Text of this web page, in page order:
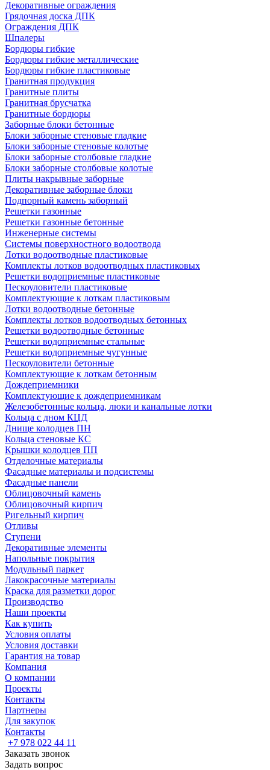
Декоративные ограждения
Грядочная доска ДПК
Ограждения ДПК
Шпалеры
Бордюры гибкие
Бордюры гибкие металлические
Бордюры гибкие пластиковые
Гранитная продукция
Гранитные плиты
Гранитная брусчатка
Гранитные бордюры
Заборные блоки бетонные
Блоки заборные стеновые гладкие
Блоки заборные стеновые колотые
Блоки заборные столбовые гладкие
Блоки заборные столбовые колотые
Плиты накрывные заборные
Декоративные заборные блоки
Подпорный камень заборный
Решетки газонные
Решетки газонные бетонные
Инженерные системы
Системы поверхностного водоотвода
Лотки водоотводные пластиковые
Комплекты лотков водоотводных пластиковых
Решетки водоприемные пластиковые
Пескоуловители пластиковые
Комплектующие к лоткам пластиковым
Лотки водоотводные бетонные
Комплекты лотков водоотводных бетонных
Решетки водоотводные бетонные
Решетки водоприемные стальные
Решетки водоприемные чугунные
Пескоуловители бетонные
Комплектующие к лоткам бетонным
Дождеприемники
Комплектующие к дождеприемникам
Железобетонные кольца, люки и канальные лотки
Кольца с дном КЦД
Днище колодцев ПН
Кольца стеновые КС
Крышки колодцев ПП
Отделочные материалы
Фасадные материалы и подсистемы
Фасадные панели
Облицовочный камень
Облицовочный кирпич
Ригельный кирпич
Отливы
Ступени
Декоративные элементы
Напольные покрытия
Модульный паркет
Лакокрасочные материалы
Краска для разметки дорог
Производство
Наши проекты
Как купить
Условия оплаты
Условия доставки
Гарантия на товар
Компания
О компании
Проекты
Контакты
Партнеры
Для закупок
Контакты
+7 978 022 44 11
Заказать звонок
Задать вопрос